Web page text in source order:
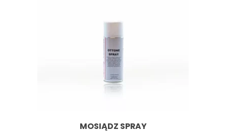
MOSIĄDZ SPRAY